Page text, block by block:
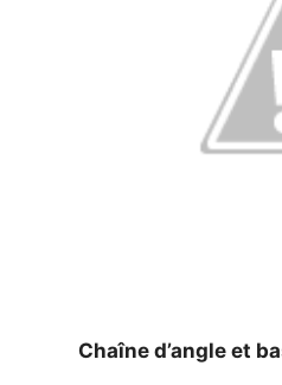
Chaîne d’angle et